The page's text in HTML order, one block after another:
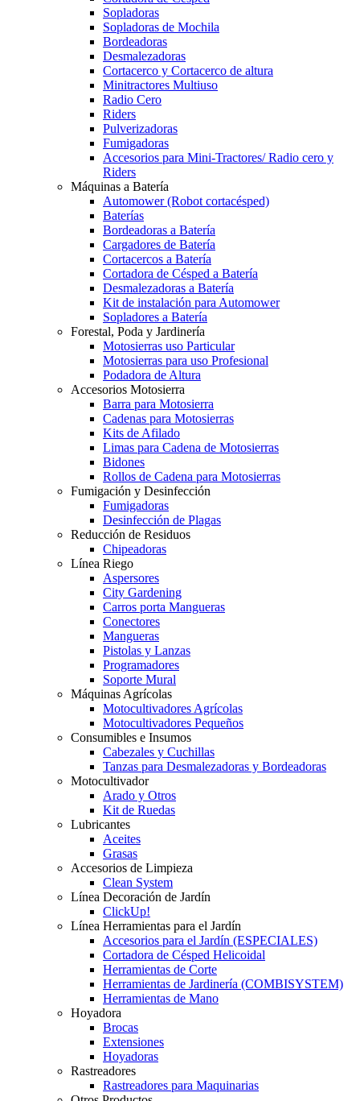
Sopladoras
Sopladoras de Mochila
Bordeadoras
Desmalezadoras
Cortacerco y Cortacerco de altura
Minitractores Multiuso
Radio Cero
Riders
Pulverizadoras
Fumigadoras
Accesorios para Mini-Tractores/ Radio cero y
Riders
Máquinas a Batería
Automower (Robot cortacésped)
Baterías
Bordeadoras a Batería
Cargadores de Batería
Cortacercos a Batería
Cortadora de Césped a Batería
Desmalezadoras a Batería
Kit de instalación para Automower
Sopladores a Batería
Forestal, Poda y Jardinería
Motosierras uso Particular
Motosierras para uso Profesional
Podadora de Altura
Accesorios Motosierra
Barra para Motosierra
Cadenas para Motosierras
Kits de Afilado
Limas para Cadena de Motosierras
Bidones
Rollos de Cadena para Motosierras
Fumigación y Desinfección
Fumigadoras
Desinfección de Plagas
Reducción de Residuos
Chipeadoras
Línea Riego
Aspersores
City Gardening
Carros porta Mangueras
Conectores
Mangueras
Pistolas y Lanzas
Programadores
Soporte Mural
Máquinas Agrícolas
Motocultivadores Agrícolas
Motocultivadores Pequeños
Consumibles e Insumos
Cabezales y Cuchillas
Tanzas para Desmalezadoras y Bordeadoras
Motocultivador
Arado y Otros
Kit de Ruedas
Lubricantes
Aceites
Grasas
Accesorios de Limpieza
Clean System
Línea Decoración de Jardín
ClickUp!
Línea Herramientas para el Jardín
Accesorios para el Jardín (ESPECIALES)
Cortadora de Césped Helicoidal
Herramientas de Corte
Herramientas de Jardinería (COMBISYSTEM)
Herramientas de Mano
Hoyadora
Brocas
Extensiones
Hoyadoras
Rastreadores
Rastreadores para Maquinarias